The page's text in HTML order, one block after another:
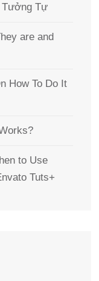
Tưởng Tự
are and
How To Do It
to Use
Tuts+